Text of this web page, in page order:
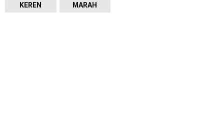
KEREN MARAH